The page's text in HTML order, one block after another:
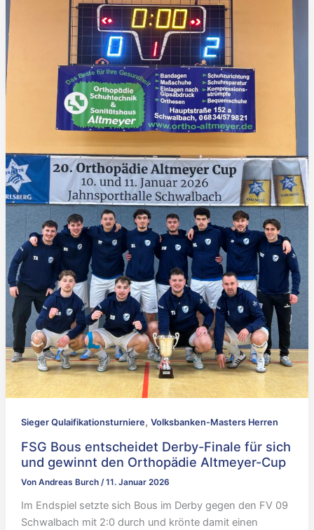
Sieger Qulaifikationsturniere, Volksbanken-Masters Herren
FSG Bous entscheidet Derby-Finale für sich
und gewinnt den Orthopädie Altmeyer-Cup
Von Andreas Burch /11. Januar 2026
Im Endspiel setzte sich Bous im Derby gegen den FV 09
Schwalbach mit 2:0 durch und krönte damit einen